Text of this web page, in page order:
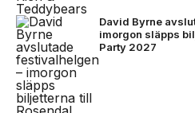
David Byrne
imorgon släpps
Party 2027